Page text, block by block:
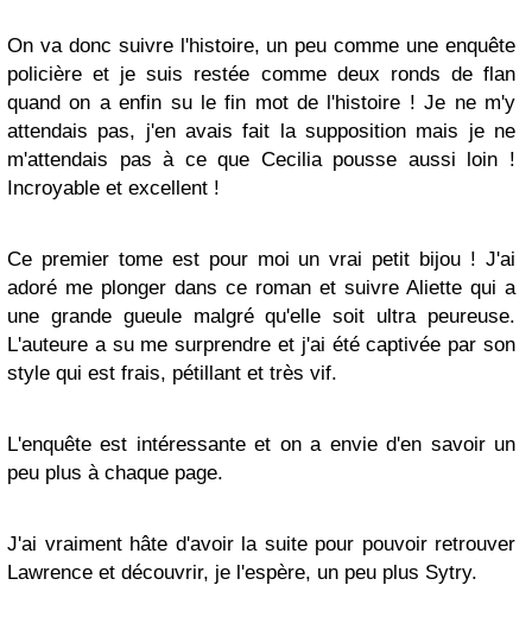
On va donc suivre l'histoire, un peu comme une enquête
policière et je suis restée comme deux ronds de flan
quand on a enfin su le fin mot de l'histoire ! Je ne m'y
attendais pas, j'en avais fait la supposition mais je ne
m'attendais pas à ce que Cecilia pousse aussi loin !
Incroyable et excellent !
Ce premier tome est pour moi un vrai petit bijou ! J'ai
adoré me plonger dans ce roman et suivre Aliette qui a
une grande gueule malgré qu'elle soit ultra peureuse.
L'auteure a su me surprendre et j'ai été captivée par son
style qui est frais, pétillant et très vif.
L'enquête est intéressante et on a envie d'en savoir un
peu plus à chaque page.
J'ai vraiment hâte d'avoir la suite pour pouvoir retrouver
Lawrence et découvrir, je l'espère, un peu plus Sytry.